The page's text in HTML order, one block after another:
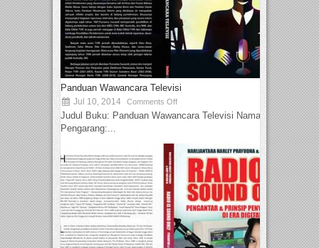
Panduan Wawancara Televisi
Jul 10, 2014 Comments Off
Judul Buku: Panduan Wawancara Televisi Nama
Pengarang:...